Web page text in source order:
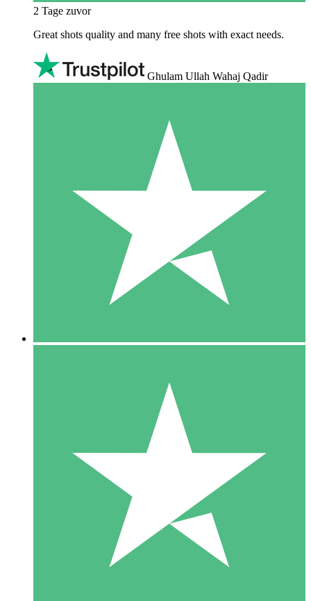
2 Tage zuvor
Great shots quality and many free shots with exact needs.
Ghulam Ullah Wahaj Qadir